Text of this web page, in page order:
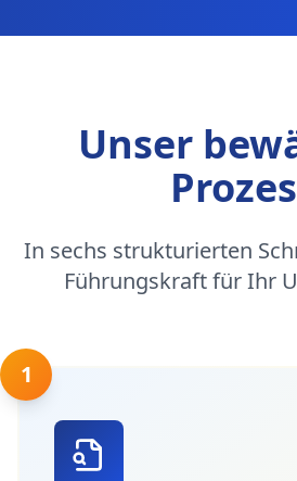
Unser
In sechs strukturierten
Führungskraft für Ihr
1